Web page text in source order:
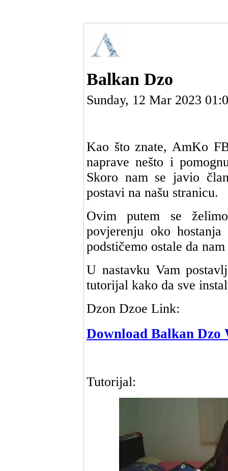
Balkan Dzo
Sunday, 12 Mar 2023
Kao što znate, AmKo
naprave nešto i
Skoro nam se javio
postavi na našu stranicu.
Ovim putem se
povjerenju oko
podstičemo ostale da
U nastavku Vam
tutorijal kako da sve
Dzon Dzoe Link:
Download Balkan Dzo
Tutorijal: